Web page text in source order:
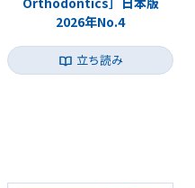
2026年No.4
立ち読み